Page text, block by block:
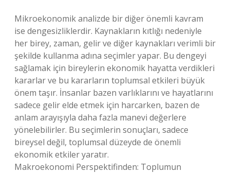
Mikroekonomik analizde bir diğer önemli kavram
ise dengesizliklerdir. Kaynakların kıtlığı nedeniyle
her birey, zaman, gelir ve diğer kaynakları verimli bir
şekilde kullanma adına seçimler yapar. Bu dengeyi
sağlamak için bireylerin ekonomik hayatta verdikleri
kararlar ve bu kararların toplumsal etkileri büyük
önem taşır. İnsanlar bazen varlıklarını ve hayatlarını
sadece gelir elde etmek için harcarken, bazen de
anlam arayışıyla daha fazla manevi değerlere
yönelebilirler. Bu seçimlerin sonuçları, sadece
bireysel değil, toplumsal düzeyde de önemli
ekonomik etkiler yaratır.
Makroekonomi Perspektifinden: Toplumun